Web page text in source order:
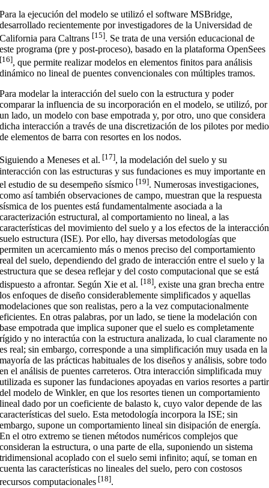
Para la ejecución del modelo se utilizó el software MSBridge,
desarrollado recientemente por investigadores de la Universidad de
California para Caltrans [15]. Se trata de una versión educacional de
este programa (pre y post-proceso), basado en la plataforma OpenSees
[16], que permite realizar modelos en elementos finitos para análisis
dinámico no lineal de puentes convencionales con múltiples tramos.
Para modelar la interacción del suelo con la estructura y poder
comparar la influencia de su incorporación en el modelo, se utilizó, por
un lado, un modelo con base empotrada y, por otro, uno que considera
dicha interacción a través de una discretización de los pilotes por medio
de elementos de barra con resortes en los nodos.
Siguiendo a Meneses et al. [17], la modelación del suelo y su
interacción con las estructuras y sus fundaciones es muy importante en
el estudio de su desempeño sísmico [19]. Numerosas investigaciones,
como así también observaciones de campo, muestran que la respuesta
sísmica de los puentes está fundamentalmente asociada a la
caracterización estructural, al comportamiento no lineal, a las
características del movimiento del suelo y a los efectos de la interacción
suelo estructura (ISE). Por ello, hay diversas metodologías que
permiten un acercamiento más o menos preciso del comportamiento
real del suelo, dependiendo del grado de interacción entre el suelo y la
estructura que se desea reflejar y del costo computacional que se está
dispuesto a afrontar. Según Xie et al. [18], existe una gran brecha entre
los enfoques de diseño considerablemente simplificados y aquellas
modelaciones que son realistas, pero a la vez computacionalmente
eficientes. En otras palabras, por un lado, se tiene la modelación con
base empotrada que implica suponer que el suelo es completamente
rígido y no interactúa con la estructura analizada, lo cual claramente no
es real; sin embargo, corresponde a una simplificación muy usada en la
mayoría de las prácticas habituales de los diseños y análisis, sobre todo
en el análisis de puentes carreteros. Otra interacción simplificada muy
utilizada es suponer las fundaciones apoyadas en varios resortes a partir
del modelo de Winkler, en que los resortes tienen un comportamiento
lineal dado por un coeficiente de balasto k, cuyo valor depende de las
características del suelo. Esta metodología incorpora la ISE; sin
embargo, supone un comportamiento lineal sin disipación de energía.
En el otro extremo se tienen métodos numéricos complejos que
consideran la estructura, o una parte de ella, suponiendo un sistema
tridimensional acoplado con el suelo semi infinito; aquí, se toman en
cuenta las características no lineales del suelo, pero con costosos
recursos computacionales [18].